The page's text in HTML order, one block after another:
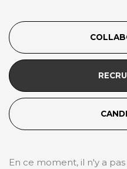
En ce moment, il n'y a